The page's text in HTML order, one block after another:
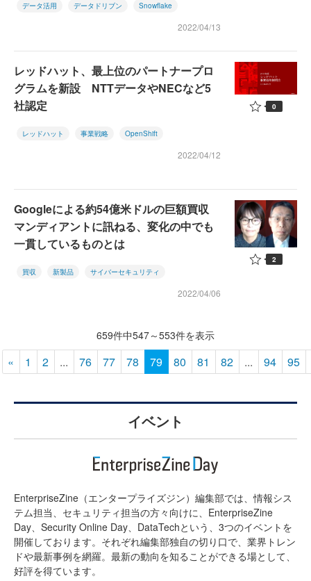
データ活用 データドリブン Snowflake
2022/04/13
レッドハット、最上位のパートナープロ
グラムを新設 NTTデータやNECなど5
社認定
レッドハット 事業戦略 OpenShift
2022/04/12
0
Googleによる約54億米ドルの巨額買収
マンディアントに訊ねる、変化の中でも
一貫しているものとは
買収 新製品 サイバーセキュリティ
2022/04/06
2
659件中547～553件を表示
« 1 2 ... 76 77 78 79 80 81 82 ... 94 95
イベント
EnterpriseZine（エンタープライズジン）編集部では、情報シス
テム担当、セキュリティ担当の方々向けに、EnterpriseZine
Day、Security Online Day、DataTechという、3つのイベントを
開催しております。それぞれ編集部独自の切り口で、業界トレン
ドや最新事例を網羅。最新の動向を知ることができる場として、
好評を得ています。